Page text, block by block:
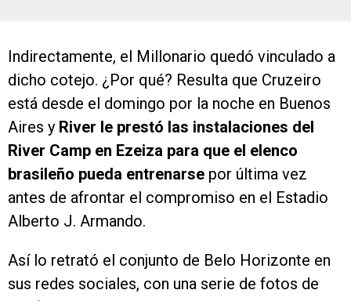
Indirectamente, el Millonario quedó vinculado a
dicho cotejo. ¿Por qué? Resulta que Cruzeiro
está desde el domingo por la noche en Buenos
Aires y River le prestó las instalaciones del
River Camp en Ezeiza para que el elenco
brasileño pueda entrenarse por última vez
antes de afrontar el compromiso en el Estadio
Alberto J. Armando.
Así lo retrató el conjunto de Belo Horizonte en
sus redes sociales, con una serie de fotos de